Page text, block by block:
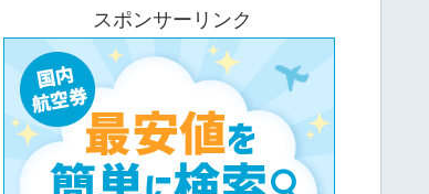
スポンサーリンク